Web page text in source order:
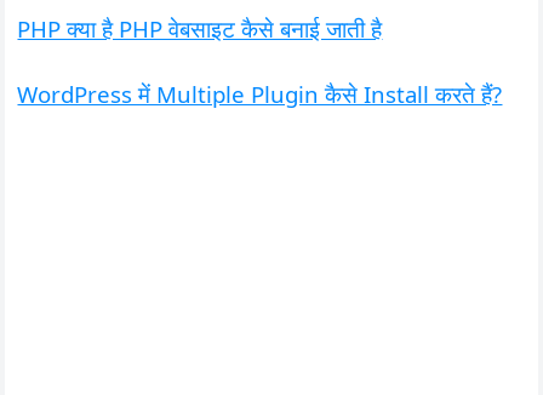
PHP क्या है PHP वेबसाइट कैसे बनाई जाती है
WordPress में Multiple Plugin कैसे Install करते हैं?